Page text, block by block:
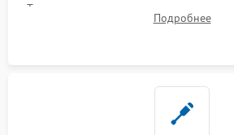
Тщательная очистка тракта печати,
лазера (LSU) от просыпанного
Подробнее